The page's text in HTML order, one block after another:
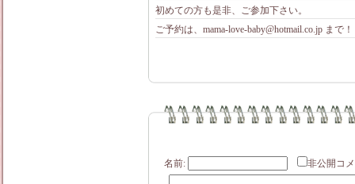
初めての方も是非、ご参加下さい。
ご予約は、mama-love-baby@hotmail.co.jp まで
名前: 非公開